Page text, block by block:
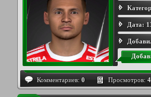
Дата:
Комментариев: 0 Просмотров: